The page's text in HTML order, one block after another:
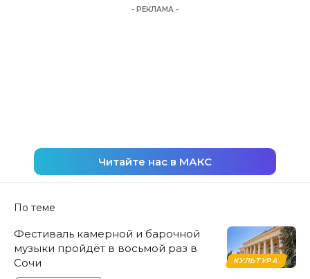
- РЕКЛАМА -
Читайте нас в МАКС
По теме
КУЛЬТУРА
Фестиваль камерной и барочной
музыки пройдёт в восьмой раз в
Сочи